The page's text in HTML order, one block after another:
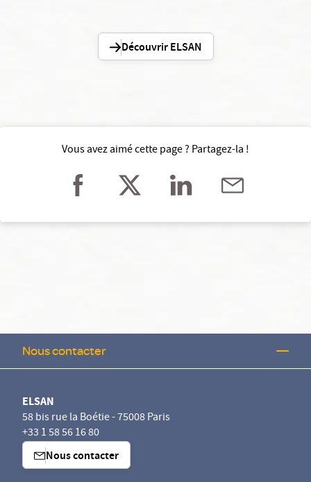
Découvrir ELSAN
Vous avez aimé cette page ? Partagez-la !
Nous contacter
ELSAN
58 bis rue la Boétie - 75008 Paris
+33 1 58 56 16 80
Nous contacter